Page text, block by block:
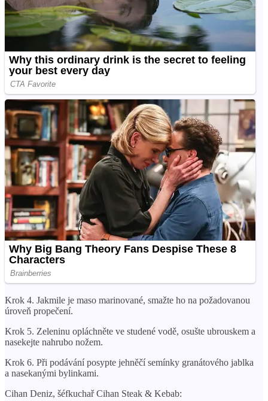
Krok 4. Jakmile je maso marinované, smažte ho na požadovanou
úroveň propečení.
Krok 5. Zeleninu opláchněte ve studené vodě, osušte ubrouskem a
nasekejte nahrubo nožem.
Krok 6. Při podávání posypte jehněčí semínky granátového jablka
a nasekanými bylinkami.
Cihan Deniz, šéfkuchař Cihan Steak & Kebab: